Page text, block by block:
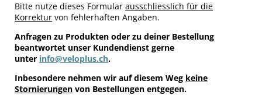
Bitte nutze dieses Formular ausschliesslich für die
Korrektur von fehlerhaften Angaben.
Anfragen zu Produkten oder zu deiner Bestellung
beantwortet unser Kundendienst gerne
unter info@veloplus.ch.
Inbesondere nehmen wir auf diesem Weg keine
Stornierungen von Bestellungen entgegen.